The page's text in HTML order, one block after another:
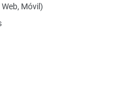
Móvil)